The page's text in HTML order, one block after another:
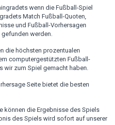
wenn die Fußball-Spiel
Match Fußball-Quoten,
und Fußball-Vorhersagen
gefunden werden.
die höchsten prozentualen
computergestützten Fußball-
wir zum Spiel gemacht haben.
Seite bietet die besten
können die Ergebnisse des Spiels
des Spiels wird sofort auf unserer